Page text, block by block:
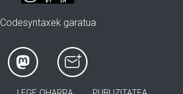
Codesyntaxek garatua